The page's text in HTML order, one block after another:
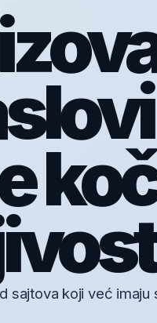
sajtova koji već imaju